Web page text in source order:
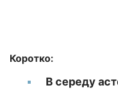
Коротко:
В середу